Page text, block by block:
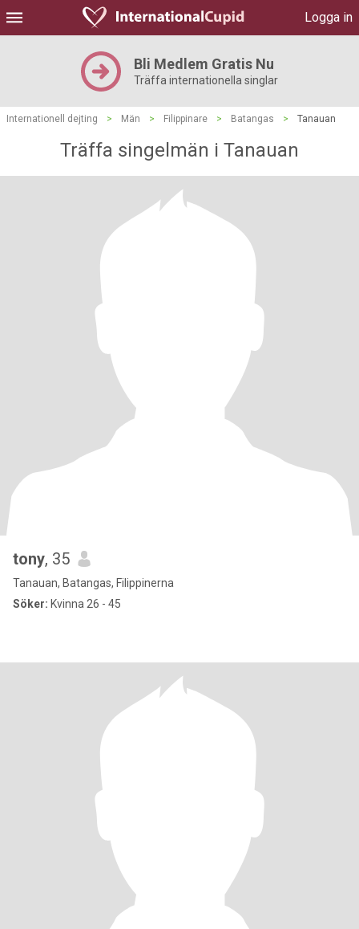
Logga in
Bli Medlem Gratis Nu
Träffa internationella singlar
Internationell dejting > Män > Filippinare > Batangas > Tanauan
Träffa singelmän i Tanauan
tony, 35
Tanauan, Batangas, Filippinerna
Söker: Kvinna 26 - 45